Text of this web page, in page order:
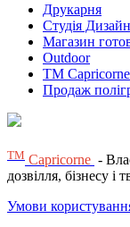
Друкарня
Студія
Магазин
Outdoor
TM Capricorne
Продаж
ТМ Capricorne -
дозвілля, бізнесу і
Умови